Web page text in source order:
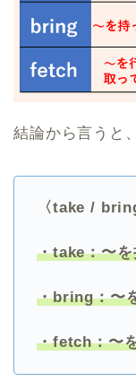
結論から言うと
〈take /
・take：〜
・bring：〜
・fetch：〜